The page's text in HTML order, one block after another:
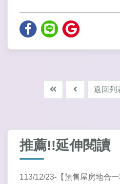
返回列
推薦!!延伸閱讀
113/12/23-【預售屋房地合